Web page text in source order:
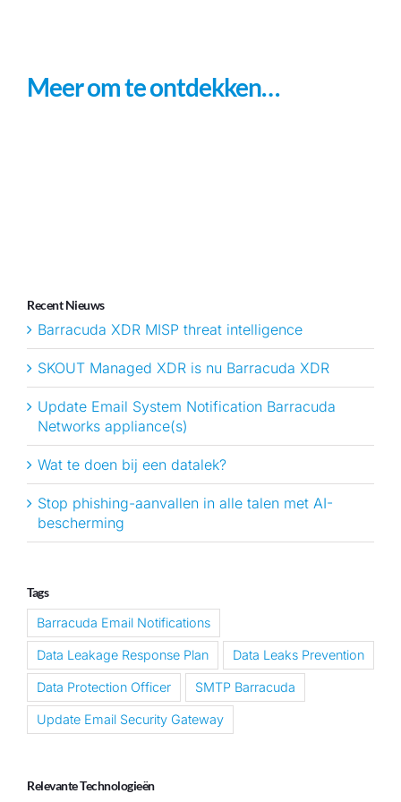
Meer om te ontdekken…
Recent Nieuws
Barracuda XDR MISP threat intelligence
SKOUT Managed XDR is nu Barracuda XDR
Update Email System Notification Barracuda
Networks appliance(s)
Wat te doen bij een datalek?
Stop phishing-aanvallen in alle talen met AI-
bescherming
Tags
Barracuda Email Notifications
Data Leakage Response Plan Data Leaks Prevention
Data Protection Officer SMTP Barracuda
Update Email Security Gateway
Relevante Technologieën